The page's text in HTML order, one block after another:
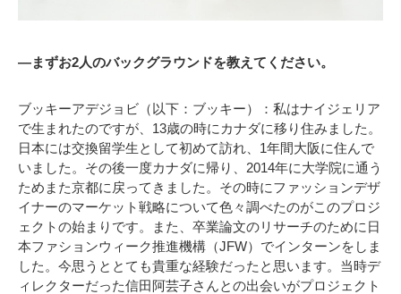
―まずお2人のバックグラウンドを教えてください。
ブッキーアデジョビ（以下：ブッキー）：私はナイジェリア
で生まれたのですが、13歳の時にカナダに移り住みました。
日本には交換留学生として初めて訪れ、1年間大阪に住んで
いました。その後一度カナダに帰り、2014年に大学院に通う
ためまた京都に戻ってきました。その時にファッションデザ
イナーのマーケット戦略について色々調べたのがこのプロジ
ェクトの始まりです。また、卒業論文のリサーチのために日
本ファションウィーク推進機構（JFW）でインターンをしま
した。今思うととても貴重な経験だったと思います。当時デ
ィレクターだった信田阿芸子さんとの出会いがプロジェクト